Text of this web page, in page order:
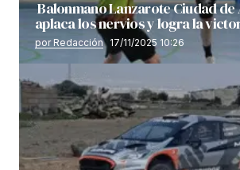
Balonmano Lanzarote Ciudad
aplaca los nervios y logra la
por Redacción 17/11/2025 10:26